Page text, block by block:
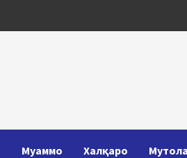
Муаммо Халқаро